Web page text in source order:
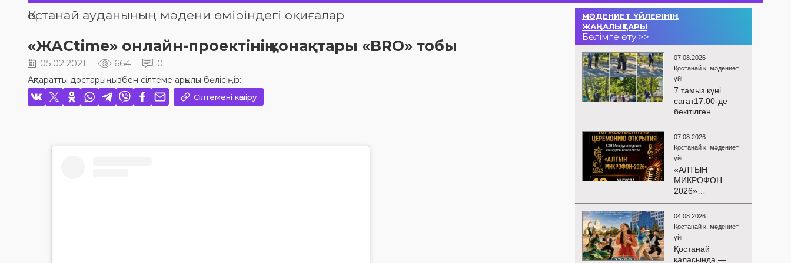
Қостанай ауданының мәдени өміріндегі оқиғалар
«ЖАСtime» онлайн-проектінің қонақтары «BRO» тобы
05.02.2021 664 0
Ақпаратты достарыңызбен сілтеме арқылы бөлісіңіз:
Сілтемені көшіру
МӘДЕНИЕТ ҮЙЛЕРІНІҢ
ЖАҢАЛЫҚТАРЫ
Бөлімге өту >>
07.08.2026
Қостанай қ. мәдениет
үйі
7 тамыз күні
сағат17:00-де
бекітілген
жоспарға және
KPI
көрсеткіштерін
орындау аясында
«Таза Қазақстан»
экологиялық
акциясына
арналған көшпелі
концерт
Меңдіқара
ауданының
Красная Пресня
ауылында
өткізілді
07.08.2026
Қостанай қ. мәдениет
үйі
«АЛТЫН
МИКРОФОН –
2026»
БАЙҚАУЫНЫҢ
САЛТАНАТТЫ
АШЫЛУЫ
Сіздерді
вокалистердің
«Алтын
04.08.2026
Қостанай қ. мәдениет
үйі
Қостанай
қаласында —